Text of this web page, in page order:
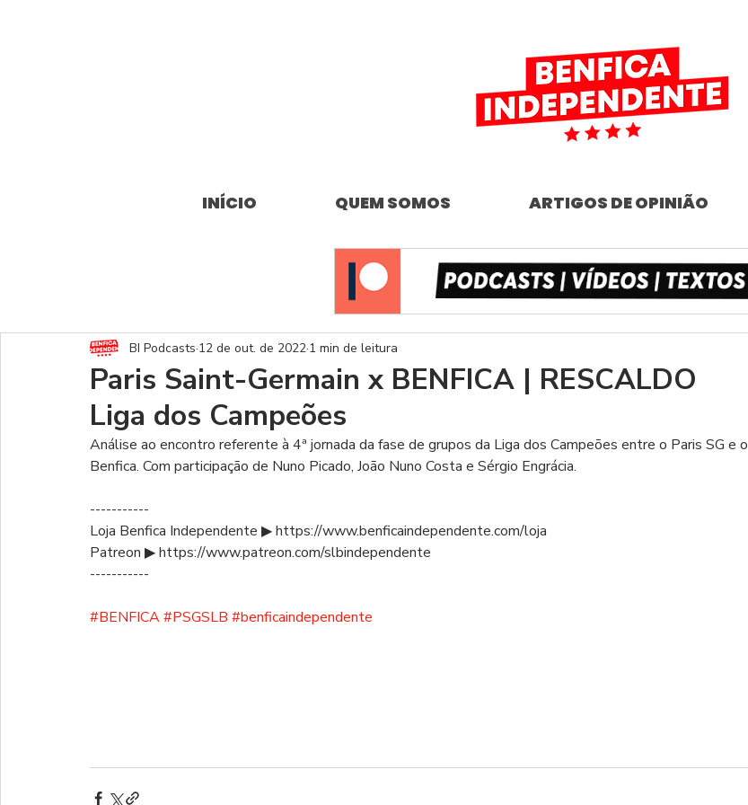
INÍCIO QUEM SOMOS ARTIGOS DE OPINIÃO
Paris Saint-Germain x BENFICA | RESCALDO
Liga dos Campeões
BI Podcasts 12 de out. de 2022 1 min de leitura
Análise ao encontro referente à 4ª jornada da fase de grupos da Liga dos Campeões entre o Paris SG e o
Benfica. Com participação de Nuno Picado, João Nuno Costa e Sérgio Engrácia.
-----------
Loja Benfica Independente ▶ https://www.benficaindependente.com/loja
Patreon ▶ https://www.patreon.com/slbindependente
-----------
#BENFICA#PSGSLB #benficaindependente